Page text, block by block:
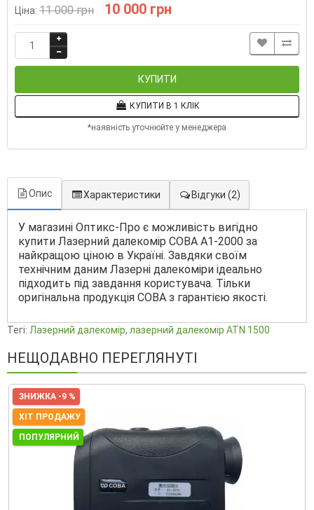
Ціна: 11 000 грн 10 000 грн
КУПИТИ
КУПИТИ В 1 КЛІК
*наявність уточнюйте у менеджера
Опис Характеристики Відгуки (2)
У магазині Оптикс-Про є можливість вигідно
купити Лазерний далекомір COBA A1-2000 за
найкращою ціною в Україні. Завдяки своїм
технічним даним Лазерні далекоміри ідеально
підходить під завдання користувача. Тільки
оригінальна продукція COBA з гарантією якості.
Тегі: Лазерний далекомір, лазерний далекомір ATN 1500
НЕЩОДАВНО ПЕРЕГЛЯНУТІ
ЗНИЖКА -9 %
ХІТ ПРОДАЖУ
ПОПУЛЯРНИЙ